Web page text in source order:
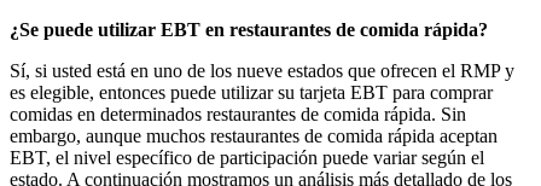
¿Se puede utilizar EBT en restaurantes de comida rápida?
Sí, si usted está en uno de los nueve estados que ofrecen el RMP y
es elegible, entonces puede utilizar su tarjeta EBT para comprar
comidas en determinados restaurantes de comida rápida. Sin
embargo, aunque muchos restaurantes de comida rápida aceptan
EBT, el nivel específico de participación puede variar según el
estado. A continuación mostramos un análisis más detallado de los